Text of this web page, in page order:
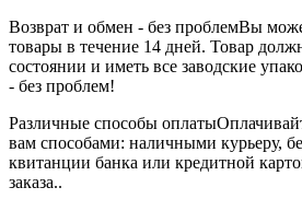
Возврат и обмен - без проблемВы
товары в течение 14 дней. Товар
состоянии и иметь все заводские
- без проблем!
Различные способы оплаты
вам способами: наличными курьеру,
квитанции банка или кредитной
заказа..